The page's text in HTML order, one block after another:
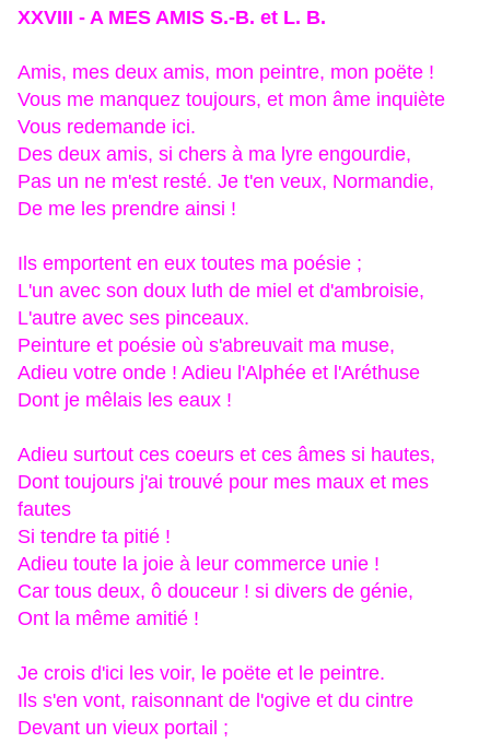
XXVIII - A MES AMIS S.-B. et L. B.
Amis, mes deux amis, mon peintre, mon poëte !
Vous me manquez toujours, et mon âme inquiète
Vous redemande ici.
Des deux amis, si chers à ma lyre engourdie,
Pas un ne m'est resté. Je t'en veux, Normandie,
De me les prendre ainsi !
Ils emportent en eux toutes ma poésie ;
L'un avec son doux luth de miel et d'ambroisie,
L'autre avec ses pinceaux.
Peinture et poésie où s'abreuvait ma muse,
Adieu votre onde ! Adieu l'Alphée et l'Aréthuse
Dont je mêlais les eaux !
Adieu surtout ces coeurs et ces âmes si hautes,
Dont toujours j'ai trouvé pour mes maux et mes
fautes
Si tendre ta pitié !
Adieu toute la joie à leur commerce unie !
Car tous deux, ô douceur ! si divers de génie,
Ont la même amitié !
Je crois d'ici les voir, le poëte et le peintre.
Ils s'en vont, raisonnant de l'ogive et du cintre
Devant un vieux portail ;